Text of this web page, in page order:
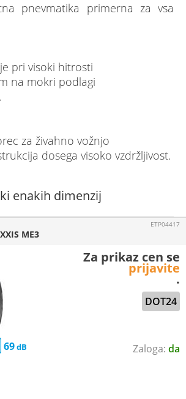
pnevmatika primerna za vsa
pri visoki hitrosti
na mokri podlagi
za živahno vožnjo
dosega visoko vzdržljivost.
enakih dimenzij
da
69
DOT24
ME3
ETP04417
Za prikaz cen se
prijavite
.